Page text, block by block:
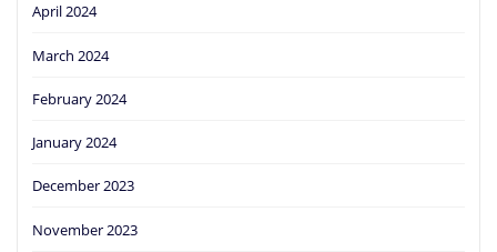
April 2024
March 2024
February 2024
January 2024
December 2023
November 2023